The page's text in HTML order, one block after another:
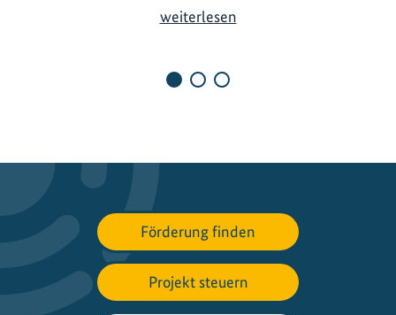
weiterlesenJ
i
t
i
o
n
Förderung finden
Projekt steuern